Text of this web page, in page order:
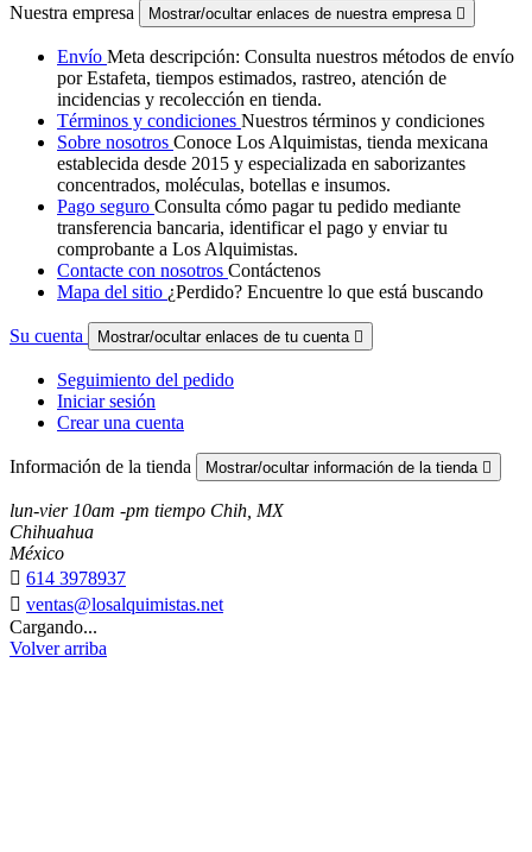
Nuestra empresa Mostrar/ocultar enlaces de nuestra empresa 
Envío Meta descripción: Consulta nuestros métodos de envío
por Estafeta, tiempos estimados, rastreo, atención de
incidencias y recolección en tienda.
Términos y condiciones Nuestros términos y condiciones
Sobre nosotros Conoce Los Alquimistas, tienda mexicana
establecida desde 2015 y especializada en saborizantes
concentrados, moléculas, botellas e insumos.
Pago seguro Consulta cómo pagar tu pedido mediante
transferencia bancaria, identificar el pago y enviar tu
comprobante a Los Alquimistas.
Contacte con nosotros Contáctenos
Mapa del sitio ¿Perdido? Encuentre lo que está buscando
Su cuenta Mostrar/ocultar enlaces de tu cuenta 
Seguimiento del pedido
Iniciar sesión
Crear una cuenta
Información de la tienda Mostrar/ocultar información de la tienda 
lun-vier 10am -pm tiempo Chih, MX
Chihuahua
México
 614 3978937
 ventas@losalquimistas.net
Cargando...
Volver arriba